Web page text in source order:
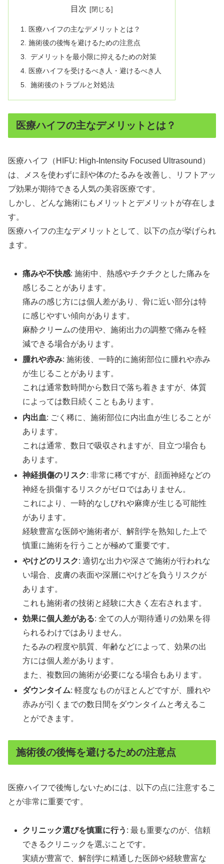
目次
医療ハイフの主なデメリットとは？
施術後の後悔を避けるための注意点
デメリットを最小限に抑えるための対策
医療ハイフを受けるべき人・避けるべき人
施術後のトラブルと対処法
医療ハイフの主なデメリットとは？
医療ハイフ（HIFU: High-Intensity Focused Ultrasound）
は、メスを使わずに顔や体のたるみを改善し、リフトアッ
プ効果が期待できる人気の美容医療です。
しかし、どんな施術にもメリットとデメリットが存在しま
す。
医療ハイフの主なデメリットとして、以下の点が挙げられ
ます。
痛みや不快感: 施術中、熱感やチクチクとした痛みを
感じることがあります。
痛みの感じ方には個人差があり、骨に近い部分は特
に感じやすい傾向があります。
麻酔クリームの使用や、施術出力の調整で痛みを軽
減できる場合があります。
腫れや赤み: 施術後、一時的に施術部位に腫れや赤み
が生じることがあります。
これは通常数時間から数日で落ち着きますが、体質
によっては数日続くこともあります。
内出血: ごく稀に、施術部位に内出血が生じることが
あります。
これは通常、数日で吸収されますが、目立つ場合も
あります。
神経損傷のリスク: 非常に稀ですが、顔面神経などの
神経を損傷するリスクがゼロではありません。
これにより、一時的なしびれや麻痺が生じる可能性
があります。
経験豊富な医師や施術者が、解剖学を熟知した上で
慎重に施術を行うことが極めて重要です。
やけどのリスク: 適切な出力や深さで施術が行われな
い場合、皮膚の表面や深層にやけどを負うリスクが
あります。
これも施術者の技術と経験に大きく左右されます。
効果に個人差がある: 全ての人が期待通りの効果を得
られるわけではありません。
たるみの程度や肌質、年齢などによって、効果の出
方には個人差があります。
また、複数回の施術が必要になる場合もあります。
ダウンタイム: 軽度なものがほとんどですが、腫れや
赤みが引くまでの数日間をダウンタイムと考えるこ
とができます。
施術後の後悔を避けるための注意点
医療ハイフで後悔しないためには、以下の点に注意するこ
とが非常に重要です。
クリニック選びを慎重に行う : 最も重要なのが、信頼
できるクリニックを選ぶことです。
実績が豊富で、解剖学に精通した医師や経験豊富な